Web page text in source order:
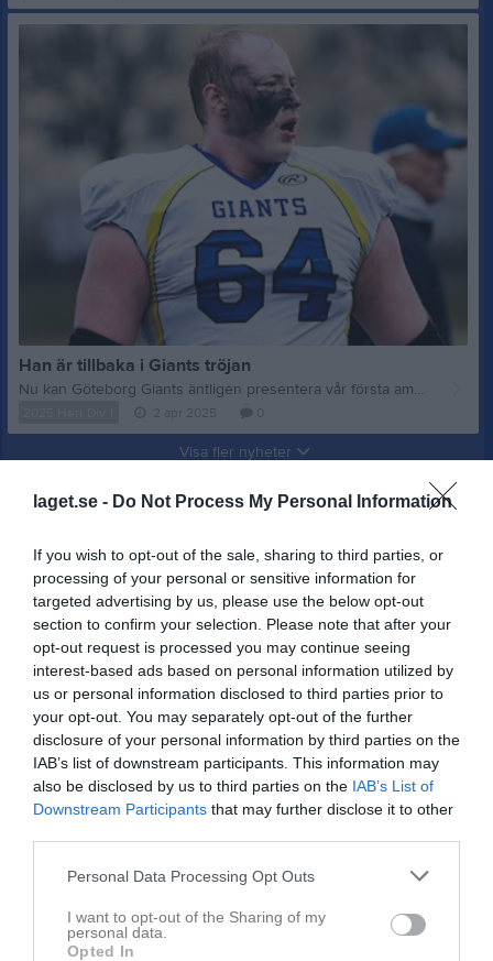
laget.se - Do Not Process My Personal Information
If you wish to opt-out of the sale, sharing to third parties, or
processing of your personal or sensitive information for
targeted advertising by us, please use the below opt-out
section to confirm your selection. Please note that after your
opt-out request is processed you may continue seeing
interest-based ads based on personal information utilized by
us or personal information disclosed to third parties prior to
your opt-out. You may separately opt-out of the further
disclosure of your personal information by third parties on the
IAB’s list of downstream participants. This information may
also be disclosed by us to third parties on the IAB’s List of
Downstream Participants that may further disclose it to other
Personal Data Processing Opt Outs
I want to opt-out of the Sharing of my
personal data.
Opted In
Han är tillbaka i Giants tröjan
Nu kan Göteborg Giants äntligen presentera vår första amerikanare. Arik Johnson från Wisconsin, han spelade med Giants förra året och väljer att komma tillbaka. Giants är otroligt glada att få en spelare som Arik.
Visa fler nyheter
Senast uppladdade video